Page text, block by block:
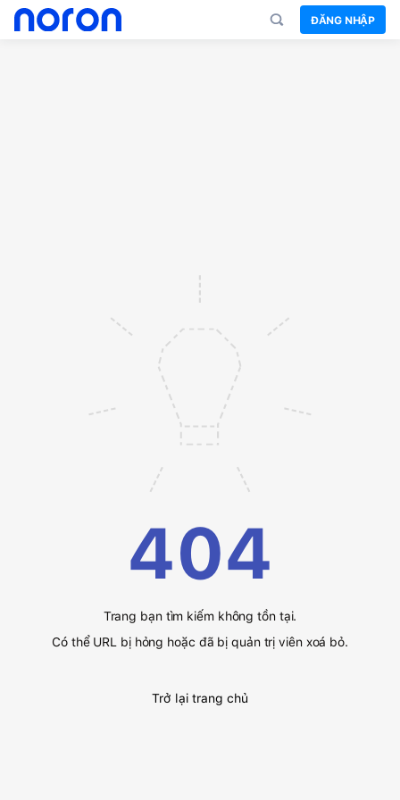
ĐĂNG NHẬP
404
Trang bạn tìm kiếm không tồn tại.
Có thể URL bị hỏng hoặc đã bị quản trị viên xoá bỏ.
Trở lại trang chủ